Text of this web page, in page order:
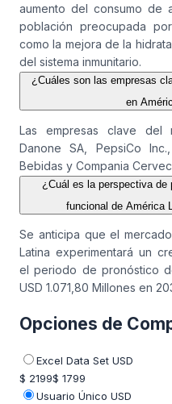
aumento del consumo de
población preocupada
como la mejora de la
del sistema inmunitario.
¿Cuáles son las empresas
en
Las empresas clave del
Danone SA, PepsiCo
Bebidas y Compania
¿Cuál es la perspectiva de
funcional de América
Se anticipa que el
Latina experimentará un
el periodo de pronóstico
USD 1.071,80 Millones en
Opciones de
Excel Data Set USD
$ 2199$ 1799
Usuario Único USD